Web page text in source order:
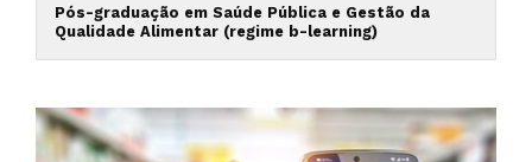
Pós-graduação em Saúde Pública e Gestão da
Qualidade Alimentar (regime b-learning)